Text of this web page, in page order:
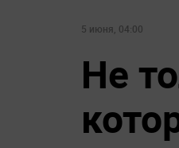
5 июня, 04:00
Не